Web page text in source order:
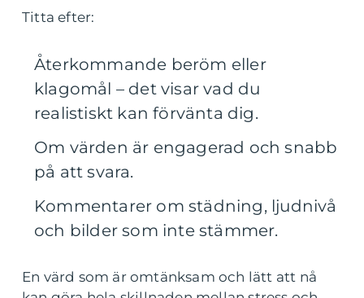
Titta efter:
Återkommande beröm eller
klagomål – det visar vad du
realistiskt kan förvänta dig.
Om värden är engagerad och snabb
på att svara.
Kommentarer om städning, ljudnivå
och bilder som inte stämmer.
En värd som är omtänksam och lätt att nå